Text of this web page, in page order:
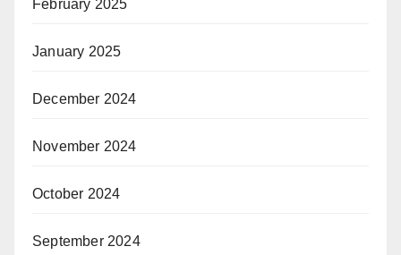
February 2025
January 2025
December 2024
November 2024
October 2024
September 2024